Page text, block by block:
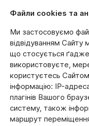
Файли cookies та
Ми застосовуємо
відвідуванням
що стосується
використовуєте,
користуєтесь
інформацію: IP-
плагінів Вашого
систему, також
маршрут